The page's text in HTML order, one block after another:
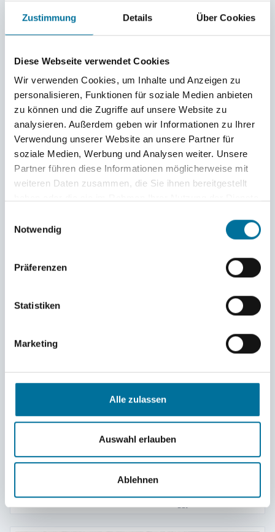
Zustimmung Details Über Cookies
Diese Webseite verwendet Cookies
Wir verwenden Cookies, um Inhalte und Anzeigen zu
personalisieren, Funktionen für soziale Medien anbieten
zu können und die Zugriffe auf unsere Website zu
analysieren. Außerdem geben wir Informationen zu Ihrer
Verwendung unserer Website an unsere Partner für
soziale Medien, Werbung und Analysen weiter. Unsere
Partner führen diese Informationen möglicherweise mit
weiteren Daten zusammen, die Sie ihnen bereitgestellt
Notwendig
Präferenzen
Statistiken
Marketing
Alle zulassen
Auswahl erlauben
Ablehnen